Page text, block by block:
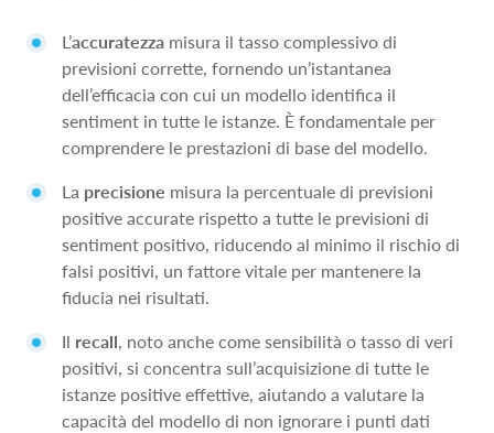
L’accuratezza misura il tasso complessivo di
previsioni corrette, fornendo un’istantanea
dell’efficacia con cui un modello identifica il
sentiment in tutte le istanze. È fondamentale per
comprendere le prestazioni di base del modello.
La precisione misura la percentuale di previsioni
positive accurate rispetto a tutte le previsioni di
sentiment positivo, riducendo al minimo il rischio di
falsi positivi, un fattore vitale per mantenere la
fiducia nei risultati.
Il recall , noto anche come sensibilità o tasso di veri
positivi, si concentra sull’acquisizione di tutte le
istanze positive effettive, aiutando a valutare la
capacità del modello di non ignorare i punti dati